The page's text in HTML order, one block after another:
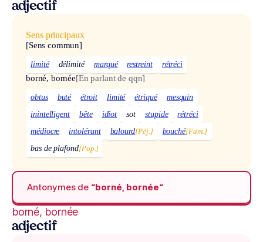
adjectif
Sens principaux
[Sens commun]
limité délimité marqué restreint rétréci
borné, bornée[En parlant de qqn]
obtus buté étroit limité étriqué
mesquin
inintelligent
bête idiot sot stupide
rétréci
médiocre
intolérant balourd[Péj.] bouché[Fam.]
bas de plafond[Pop.]
Antonymes de “borné, bornée“
borné, bornée
adjectif